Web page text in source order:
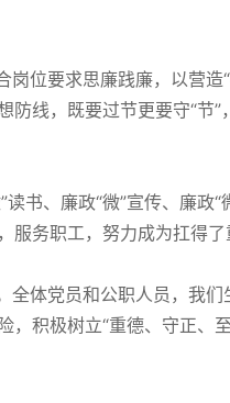
位要求思廉践廉，以营造“
防线，既要过节更要守“节
书、廉政“微”宣传、廉政“
服务职工，努力成为扛得
体党员和公职人员，我们
，积极树立“重德、守正、